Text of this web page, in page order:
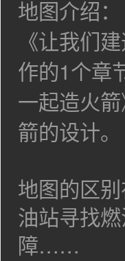
地图介绍：
《让我们
作的1个章
一起造火
箭的设计。
地图的区
油站寻找
障……